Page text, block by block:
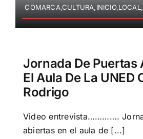
Jornada De Puertas
El Aula De La UNED
Rodrigo
Video entrevista………….
abiertas en el aula de [...]